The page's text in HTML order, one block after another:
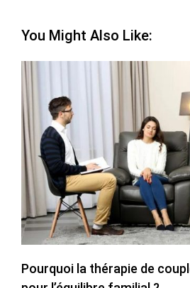
You Might Also Like:
Pourquoi la thérapie de